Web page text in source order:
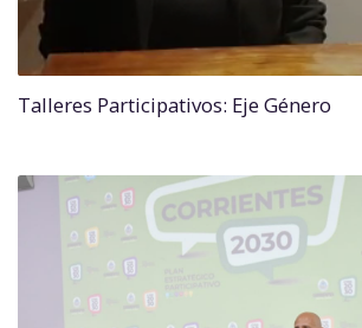
Talleres Participativos: Eje Género